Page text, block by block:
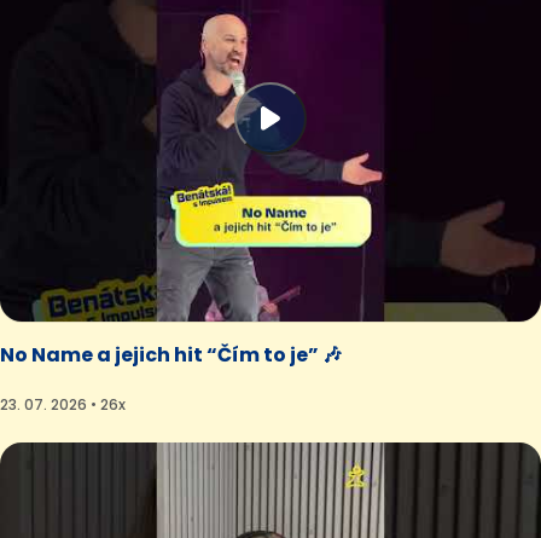
No Name a jejich hit “Čím to je” 🎶
23. 07. 2026 • 26x